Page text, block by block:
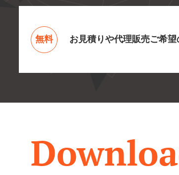
無料 お見積りや代理販売ご希